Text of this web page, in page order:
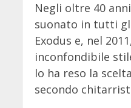
Negli oltre 40
suonato in tutti
Exodus e, nel
inconfondibile
lo ha reso la
secondo